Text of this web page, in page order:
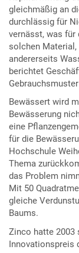
gleichmäßig an
durchlässig für
vernässt, was für
solchen
andererseits
berichtet
Bewässert wird
Bewässerung
eine
für die
Hochschule
Thema
das Problem
Mit 50
gleiche
Baums.
Zinco hatte 2003
Innovationspreis